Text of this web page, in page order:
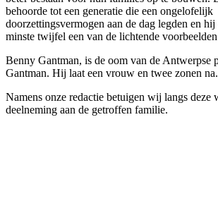
behoorde tot een generatie die een ongelofelijk
doorzettingsvermogen aan de dag legden en
minste twijfel een van de lichtende
Benny Gantman, is de oom van de Antwerpse
Gantman. Hij laat een vrouw en twee zonen na.
Namens onze redactie betuigen wij langs deze
deelneming aan de getroffen familie.